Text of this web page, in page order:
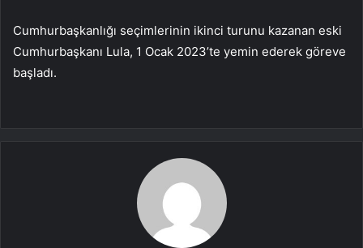
Cumhurbaşkanlığı seçimlerinin ikinci turunu kazanan eski
Cumhurbaşkanı Lula, 1 Ocak 2023’te yemin ederek göreve
başladı.